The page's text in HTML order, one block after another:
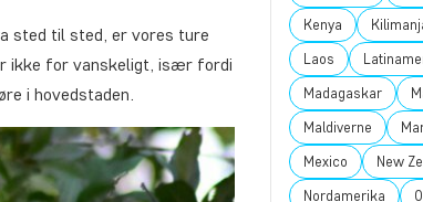
sted til sted, er vores ture
ikke for vanskeligt, især fordi
i hovedstaden.
Kenya
Laos
Madagaskar
Maldiverne
Mexico New
Nordamerika